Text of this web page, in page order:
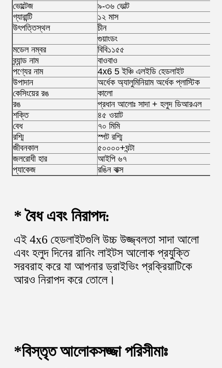
ভোল্টেজ
৯-৩৬ ভোল্ট
গ্যারান্টি
১২ মাস
উৎপত্তিস্থল
চীন
গুয়াংডং
মডেল নম্বর
বিবি১১৫৫
ব্র্যান্ড নাম
বাওবাও
পণ্যের নাম
4x6 5 ইঞ্চি এলইডি হেডলাইট
উপাদান
অর্ধেক অ্যালুমিনিয়াম অর্ধেক প্লাস্টিক
কেসিংয়ের রঙ
কালো
রঙ
প্রধান আলোঃ সাদা + হলুদ ডিআরএল
শক্তি
৪৫ ওয়াট
বেধ
৭০ মিমি
রশ্মি
স্পট রশ্মি
জীবনকাল
৫০০০০+ঘন্টা
জলরোধী হার
আইপি ৬৭
প্যাকেজ
রঙিন বাক্স
* বৈধ এবং নিরাপদ:
এই 4x6 হেডলাইটগুলি উচ্চ উজ্জ্বলতা সাদা আলো
এবং হলুদ দিনের রানিং লাইটস আলোক প্রযুক্তি
সরবরাহ করে যা আপনার ড্রাইভিং প্রক্রিয়াটিকে
আরও নিরাপদ করে তোলে।
*বিস্তৃত আলোকসজ্জা পরিসীমাঃ